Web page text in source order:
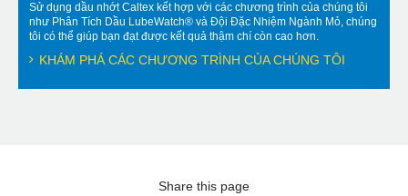
Sử dụng dầu nhớt Caltex kết hợp với các chương trình của chúng tôi
như Phân Tích Dầu LubeWatch® và Đội Đặc Nhiệm Ngành Mỏ, chúng
tôi có thể giúp bạn đạt được kết quả thậm chí còn cao hơn.
KHÁM PHÁ CÁC CHƯƠNG TRÌNH CỦA CHÚNG TÔI
Share this page